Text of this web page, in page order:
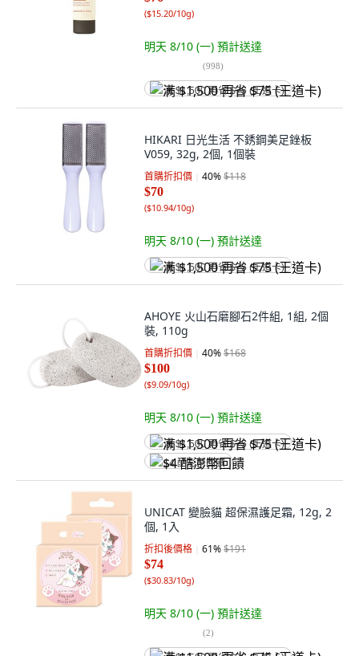
($15.20/10g)
明天 8/10 (一) 預計送達
(998)
满 $1,500 再省 $75 (王道卡)
HIKARI 日光生活 不銹鋼美足銼板
V059, 32g, 2個, 1個裝
首購折扣價 40%$118
$70
($10.94/10g)
明天 8/10 (一) 預計送達
满 $1,500 再省 $75 (王道卡)
AHOYE 火山石磨腳石2件組, 1組, 2個
裝, 110g
首購折扣價 40%$168
$100
($9.09/10g)
明天 8/10 (一) 預計送達
满 $1,500 再省 $75 (王道卡)
$4 酷澎幣回饋
UNICAT 變臉貓 超保濕護足霜, 12g, 2
個, 1入
折扣後價格 61%$191
$74
($30.83/10g)
明天 8/10 (一) 預計送達
(2)